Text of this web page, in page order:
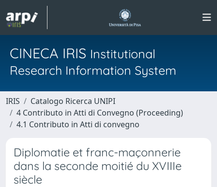
CINECA IRIS Institutional
Research Information System
IRIS
Catalogo Ricerca UNIPI
4 Contributo in Atti di Convegno (Proceeding)
4.1 Contributo in Atti di convegno
Diplomatie et franc-maçonnerie
dans la seconde moitié du XVIIIe
siècle